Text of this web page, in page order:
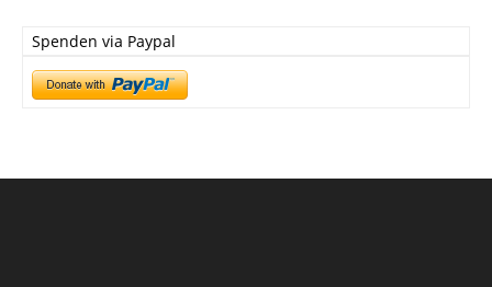
Spenden via Paypal